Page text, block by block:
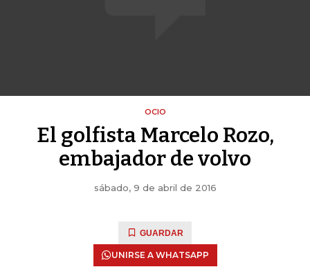
OCIO
El golfista Marcelo Rozo,
embajador de volvo
sábado, 9 de abril de 2016
GUARDAR
UNIRSE A WHATSAPP